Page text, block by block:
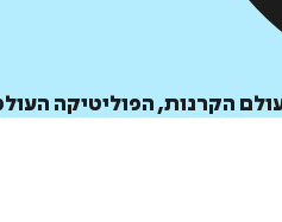
איזה פורמט בא
הקרנות, הפוליטיקה